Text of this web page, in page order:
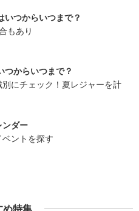
いつからいつまで？
もあり
つからいつまで？
にチェック！夏レジャーを計
ンダー
ントを探す